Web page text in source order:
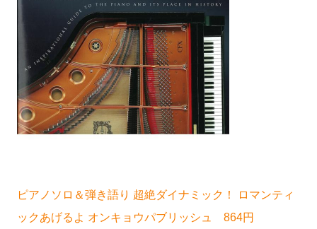
ピアノソロ＆弾き語り 超絶ダイナミック！ ロマンティ
ックあげるよ オンキョウパブリッシュ 864円